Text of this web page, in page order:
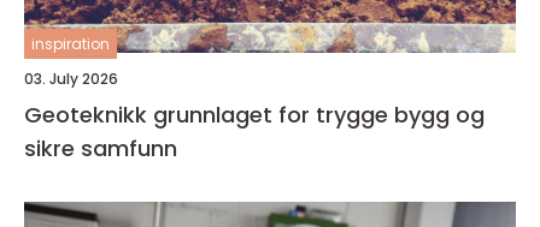
inspiration
03. July 2026
Geoteknikk grunnlaget for trygge bygg og
sikre samfunn